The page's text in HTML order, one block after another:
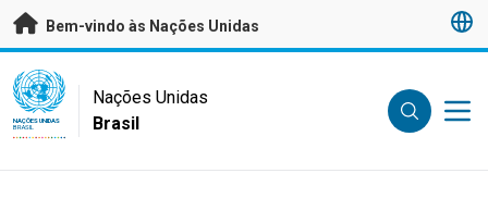
Saltar para conteúdo principal
Bem-vindo às Nações Unidas
UN Logo
NAÇÕES UNIDAS
BRASIL
Nações Unidas
Brasil